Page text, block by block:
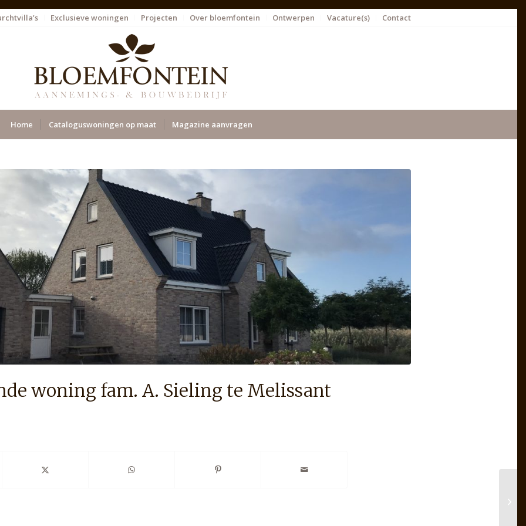
Exclusieve woningen Projecten Over bloemfontein Ontwerpen Vacature(s) Contact
Home Cataloguswoningen op maat Magazine aanvragen
woning fam. A. Sieling te Melissant